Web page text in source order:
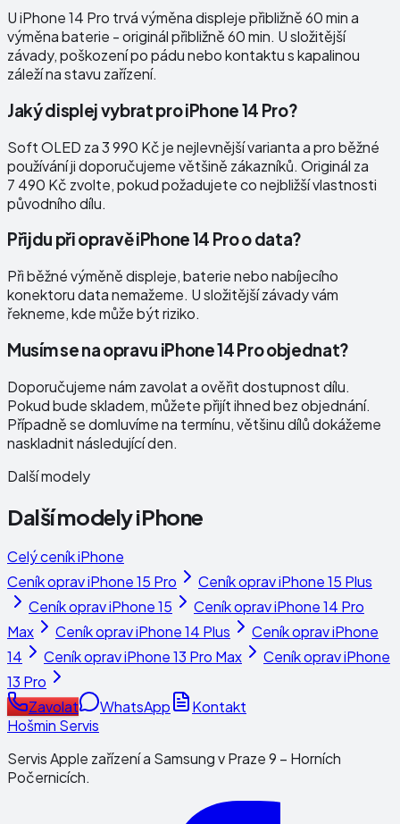
U iPhone 14 Pro trvá výměna displeje přibližně 60 min a
výměna baterie - originál přibližně 60 min. U složitější
závady, poškození po pádu nebo kontaktu s kapalinou
záleží na stavu zařízení.
Jaký displej vybrat pro iPhone 14 Pro?
Soft OLED za 3 990 Kč je nejlevnější varianta a pro běžné
používání ji doporučujeme většině zákazníků. Originál za
7 490 Kč zvolte, pokud požadujete co nejbližší vlastnosti
původního dílu.
Přijdu při opravě iPhone 14 Pro o data?
Při běžné výměně displeje, baterie nebo nabíjecího
konektoru data nemažeme. U složitější závady vám
řekneme, kde může být riziko.
Musím se na opravu iPhone 14 Pro objednat?
Doporučujeme nám zavolat a ověřit dostupnost dílu.
Pokud bude skladem, můžete přijít ihned bez objednání.
Případně se domluvíme na termínu, většinu dílů dokážeme
naskladnit následující den.
Další modely
Další modelyiPhone
Celý ceníkiPhone
Ceník opraviPhone 15 Pro Ceník opraviPhone 15 Plus
Ceník opraviPhone 15 Ceník opraviPhone 14 Pro
Max
Ceník opraviPhone 14 Plus Ceník opraviPhone
14
Ceník opraviPhone 13 Pro Max Ceník opraviPhone
13 Pro
Zavolat
WhatsApp
Kontakt
Hošmin Servis
Servis Apple zařízení a Samsung v Praze 9 – Horních
Počernicích.